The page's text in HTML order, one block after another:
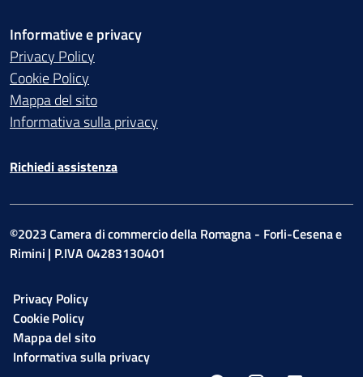
Informative e privacy
Privacy Policy
Cookie Policy
Mappa del sito
Informativa sulla privacy
Richiedi assistenza
©2023 Camera di commercio della Romagna - Forli-Cesena e
Rimini | P.IVA 04283130401
Privacy Policy
Cookie Policy
Mappa del sito
Informativa sulla privacy